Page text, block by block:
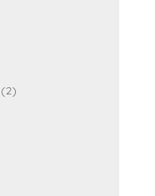
(2)